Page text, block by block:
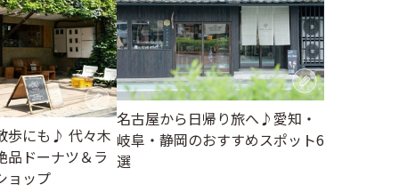
歩にも♪ 代々木
品ドーナツ＆ラ
ョップ
名古屋から日帰り旅へ♪愛知・
岐阜・静岡のおすすめスポット6
選